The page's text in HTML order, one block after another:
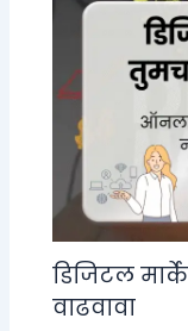
डिजिटल
वाढवावा